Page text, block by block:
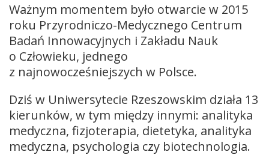
Ważnym momentem było otwarcie w 2015
roku Przyrodniczo-Medycznego Centrum
Badań Innowacyjnych i Zakładu Nauk
o Człowieku, jednego
z najnowocześniejszych w Polsce.
Dziś w Uniwersytecie Rzeszowskim działa 13
kierunków, w tym między innymi: analityka
medyczna, fizjoterapia, dietetyka, analityka
medyczna, psychologia czy biotechnologia.